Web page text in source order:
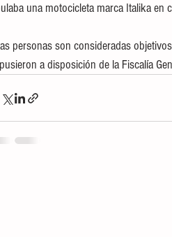
una motocicleta marca Italika
personas son consideradas
a disposición de la Fiscalía